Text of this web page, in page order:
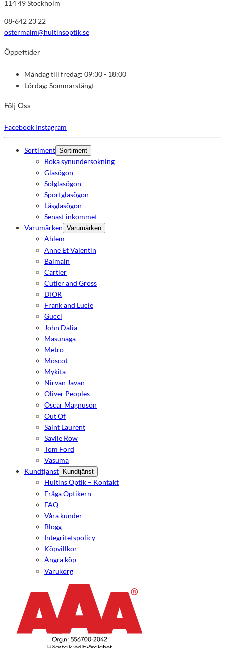
114 49 Stockholm
08-642 23 22
ostermalm@hultinsoptik.se
Öppettider
Måndag till fredag: 09:30 - 18:00
Lördag: Sommarstängt
Följ Oss
Facebook Instagram
Sortiment Sortiment
Boka synundersökning
Glasögon
Solglasögon
Sportglasögon
Läsglasögon
Senast inkommet
Varumärken Varumärken
Ahlem
Anne Et Valentin
Balmain
Cartier
Cutler and Gross
DIOR
Frank and Lucie
Gucci
John Dalia
Masunaga
Metro
Moscot
Mykita
Nirvan Javan
Oliver Peoples
Oscar Magnuson
Out Of
Saint Laurent
Savile Row
Tom Ford
Vasuma
Kundtjänst
Kundtjänst
Hultins Optik – Kontakt
Fråga Optikern
FAQ
Våra kunder
Blogg
Integritetspolicy
Köpvillkor
Ångra köp
Varukorg